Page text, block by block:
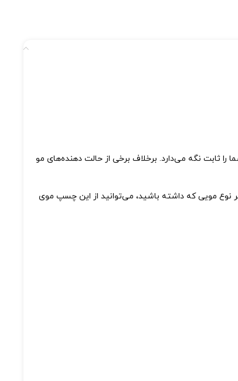
ثابت نگه می‌دارد. برخلاف برخی از حالت دهنده‌های مو
نوع مویی که داشته باشید، می‌توانید از این چسپ موی